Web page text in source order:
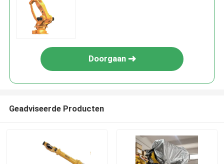
Doorgaan
Geadviseerde Producten